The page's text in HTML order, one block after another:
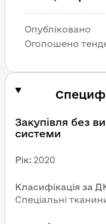
Закупівля без
системи
Рік: 2020
Класифікація за
Спеціальні
Опубліковано
Оголошено